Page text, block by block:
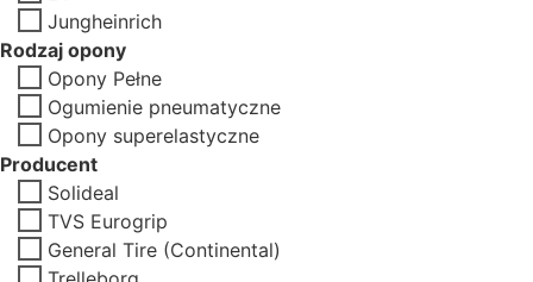
Jungheinrich
Rodzaj opony
Opony Pełne
Ogumienie pneumatyczne
Opony superelastyczne
Producent
Solideal
TVS Eurogrip
General Tire (Continental)